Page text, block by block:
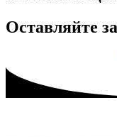
Оставляйте